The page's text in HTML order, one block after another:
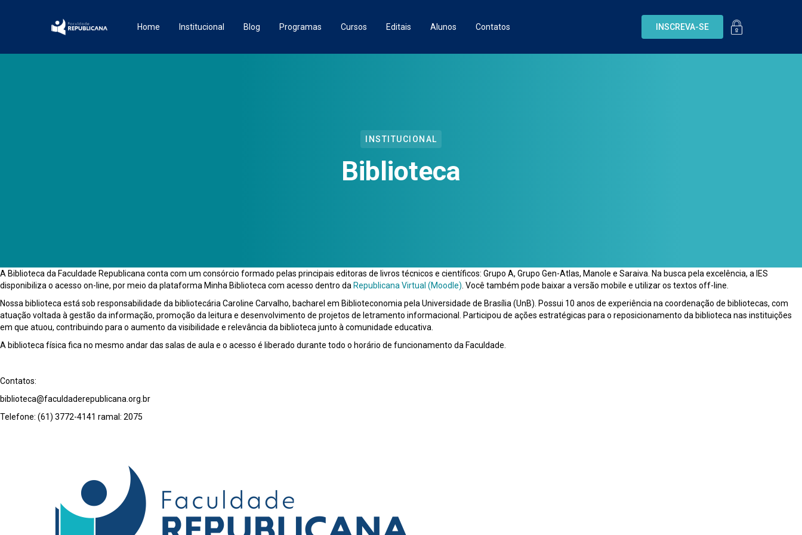
Home Institucional Blog Programas Cursos Editais Alunos Contatos INSCREVA-SE
INSTITUCIONAL
Biblioteca
A Biblioteca da Faculdade Republicana conta com um consórcio formado pelas principais editoras de livros técnicos e científicos: Grupo A, Grupo Gen-Atlas, Manole e Saraiva. Na busca pela excelência, a IES
disponibiliza o acesso on-line, por meio da plataforma Minha Biblioteca com acesso dentro da Republicana Virtual (Moodle) . Você também pode baixar a versão mobile e utilizar os textos off-line.
Nossa biblioteca está sob responsabilidade da bibliotecária Caroline Carvalho, bacharel em Biblioteconomia pela Universidade de Brasília (UnB). Possui 10 anos de experiência na coordenação de bibliotecas, com
atuação voltada à gestão da informação, promoção da leitura e desenvolvimento de projetos de letramento informacional. Participou de ações estratégicas para o reposicionamento da biblioteca nas instituições
em que atuou, contribuindo para o aumento da visibilidade e relevância da biblioteca junto à comunidade educativa.
A biblioteca física fica no mesmo andar das salas de aula e o acesso é liberado durante todo o horário de funcionamento da Faculdade.
Contatos:
biblioteca@faculdaderepublicana.org.br
Telefone: (61) 3772-4141 ramal: 2075